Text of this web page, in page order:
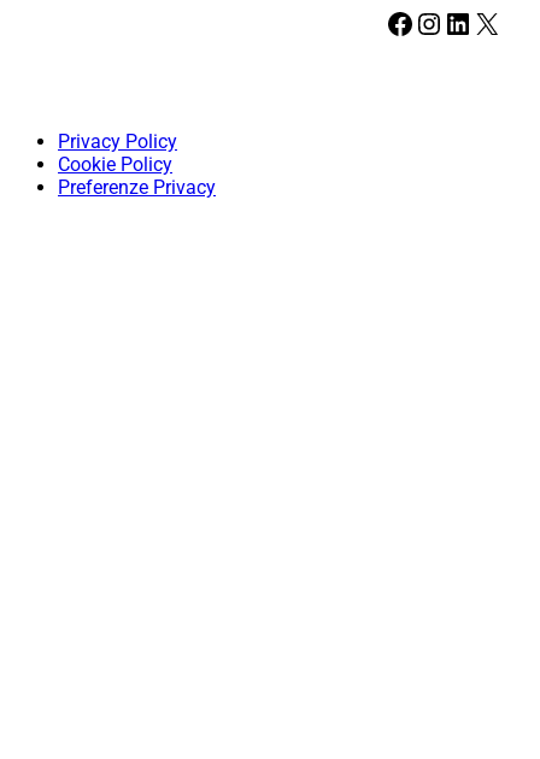
Facebook Instagram LinkedIn X
Privacy Policy
Cookie Policy
Preferenze Privacy